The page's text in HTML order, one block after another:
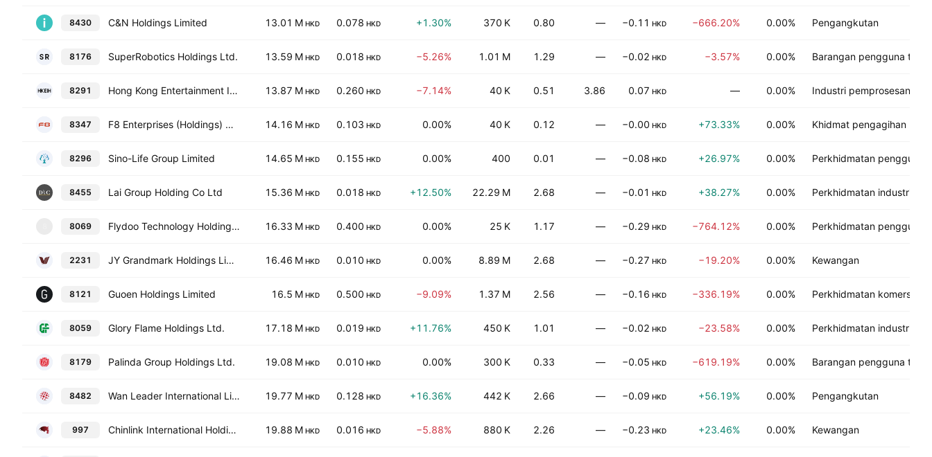
8430 C&N Holdings Limited 13.01 M HKD 0.078 HKD +1.30% 370 K 0.80 — −0.11 HKD −666.20% 0.00% Pengangkutan
8176 SuperRobotics Holdings Ltd. 13.59 M HKD 0.018 HKD −5.26% 1.01 M 1.29 — −0.02 HKD −3.57% 0.00% Barangan pengguna
8291 Hong Kong Entertainment International Holdings Limited 13.87 M HKD 0.260 HKD −7.14% 40 K 0.51 3.86 0.07 HKD — 0.00% Industri pemprosesan
8347 F8 Enterprises (Holdings) Group Limited Class A 14.16 M HKD 0.103 HKD 0.00% 40 K 0.12 — −0.00 HKD +73.33% 0.00% Khidmat pengagihan
8296 Sino-Life Group Limited 14.65 M HKD 0.155 HKD 0.00% 400 0.01 — −0.08 HKD +26.97% 0.00% Perkhidmatan pengguna
8455 Lai Group Holding Co Ltd 15.36 M HKD 0.018 HKD +12.50% 22.29 M 2.68 — −0.01 HKD +38.27% 0.00% Perkhidmatan industri
8069 Flydoo Technology Holding Limited 16.33 M HKD 0.400 HKD 0.00% 25 K 1.17 — −0.29 HKD −764.12% 0.00% Perkhidmatan pengguna
2231 JY Grandmark Holdings Limited 16.46 M HKD 0.010 HKD 0.00% 8.89 M 2.68 — −0.27 HKD −19.20% 0.00% Kewangan
8121 Guoen Holdings Limited 16.5 M HKD 0.500 HKD −9.09% 1.37 M 2.56 — −0.16 HKD −336.19% 0.00% Perkhidmatan komersial
8059 Glory Flame Holdings Ltd. 17.18 M HKD 0.019 HKD +11.76% 450 K 1.01 — −0.02 HKD −23.58% 0.00% Perkhidmatan industri
8179 Palinda Group Holdings Ltd. 19.08 M HKD 0.010 HKD 0.00% 300 K 0.33 — −0.05 HKD −619.19% 0.00% Barangan pengguna
8482 Wan Leader International Limited 19.77 M HKD 0.128 HKD +16.36% 442 K 2.66 — −0.09 HKD +56.19% 0.00% Pengangkutan
997 Chinlink International Holdings Limited 19.88 M HKD 0.016 HKD −5.88% 880 K 2.26 — −0.23 HKD +23.46% 0.00% Kewangan